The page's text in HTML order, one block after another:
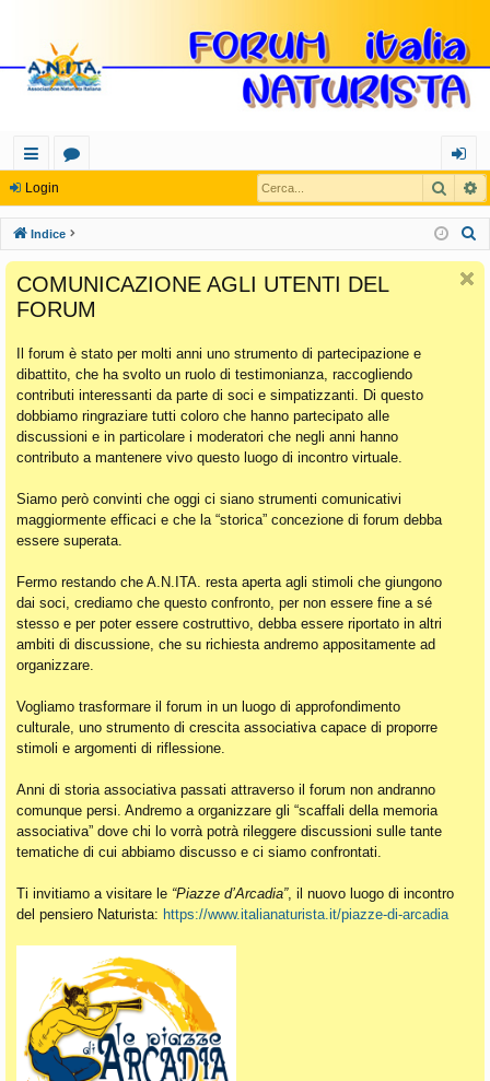
oll
eg
a
m
en
ti
Ra
pi
di
u
m
og
in
Login Cerca
Indice
COMUNICAZIONE AGLI UTENTI DEL
FORUM
Il forum è stato per molti anni uno strumento di partecipazione e
dibattito, che ha svolto un ruolo di testimonianza, raccogliendo
contributi interessanti da parte di soci e simpatizzanti. Di questo
dobbiamo ringraziare tutti coloro che hanno partecipato alle
discussioni e in particolare i moderatori che negli anni hanno
contributo a mantenere vivo questo luogo di incontro virtuale.
Siamo però convinti che oggi ci siano strumenti comunicativi
maggiormente efficaci e che la “storica” concezione di forum debba
essere superata.
Fermo restando che A.N.ITA. resta aperta agli stimoli che giungono
dai soci, crediamo che questo confronto, per non essere fine a sé
stesso e per poter essere costruttivo, debba essere riportato in altri
ambiti di discussione, che su richiesta andremo appositamente ad
organizzare.
Vogliamo trasformare il forum in un luogo di approfondimento
culturale, uno strumento di crescita associativa capace di proporre
stimoli e argomenti di riflessione.
Anni di storia associativa passati attraverso il forum non andranno
comunque persi. Andremo a organizzare gli “scaffali della memoria
associativa” dove chi lo vorrà potrà rileggere discussioni sulle tante
tematiche di cui abbiamo discusso e ci siamo confrontati.
Ti invitiamo a visitare le “Piazze d’Arcadia”, il nuovo luogo di incontro
del pensiero Naturista: https://www.italianaturista.it/piazze-di-arcadia